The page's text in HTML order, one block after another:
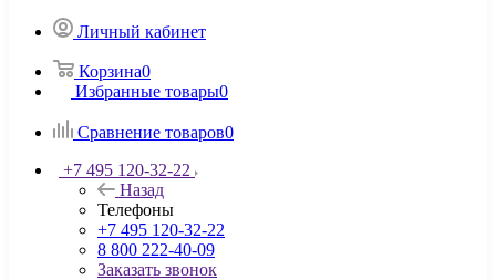
Личный кабинет
Корзина0
Избранные товары0
Сравнение товаров0
+7 495 120-32-22
Назад
Телефоны
+7 495 120-32-22
8 800 222-40-09
Заказать звонок